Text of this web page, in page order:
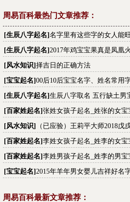
周易百科最热门文章推荐：
[生辰八字起名] 名字里有这些字的女人能
财,看有没有你的
[生辰八字起名] 2017年鸡宝宝果真是凤凰
[风水知识] 择吉日的正确方法
[宝宝起名] 00后10后宝宝名字、姓名常用
[生辰八字起名] 生辰八字取名 五行缺土男
名字大全
[百家姓起名] 张姓女孩子起名_姓张的女宝
字_张姓高分名字大全
[风水知识]
（已应验）王莉平大师2018戊
际国内大事件预测
[百家姓起名] 李姓女孩子起名_姓李的女宝
字_李姓高分名字大全
[百家姓起名] 李姓男孩子起名_姓李的男宝
字_李姓高分名字大全
[宝宝起名] 2015年羊年男女婴儿吉祥好名
周易百科最新文章推荐：